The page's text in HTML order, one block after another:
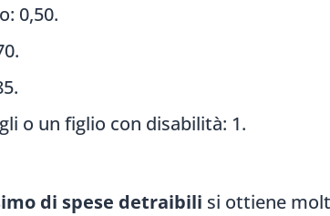
0,50.
o un figlio con disabilità: 1.
di spese detraibili si ottiene